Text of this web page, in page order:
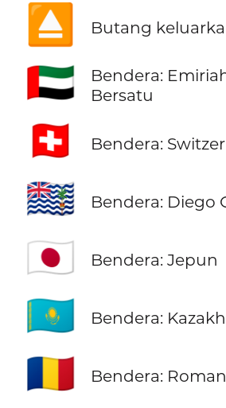
⏏️ Butang
🇦🇪
Bendera:
Bersatu
🇨🇭 Bendera:
🇩🇬 Bendera: Diego
🇯🇵 Bendera: Jepun
🇰🇿 Bendera:
🇷🇴 Bendera: